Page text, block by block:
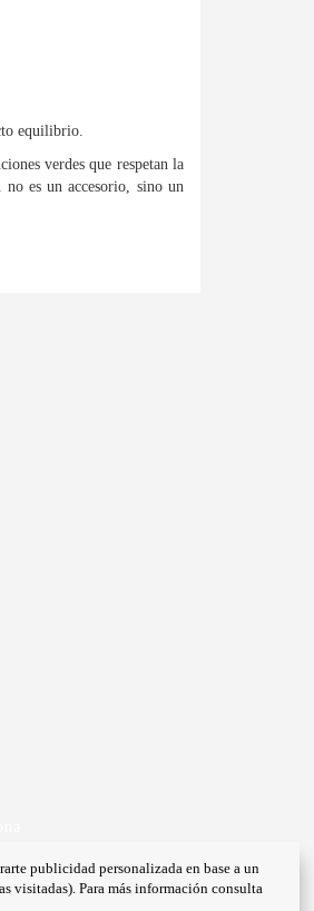
equilibrio.
verdes que respetan la
es un accesorio, sino un
publicidad personalizada en base a un
visitadas). Para más información consulta